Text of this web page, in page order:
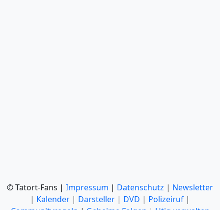
© Tatort-Fans | Impressum | Datenschutz | Newsletter
| Kalender | Darsteller | DVD | Polizeiruf |